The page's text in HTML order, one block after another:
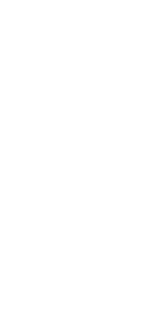
Zwang und Impfpass!